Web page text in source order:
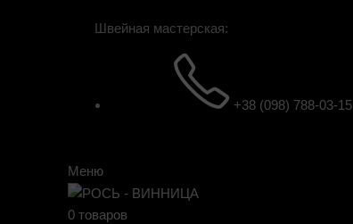
Швейная мастерская:
+38 (098) 788-03-15
Меню
0 товаров